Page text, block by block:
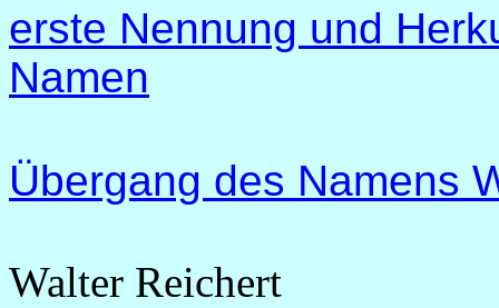
erste Nennung und
Namen
Übergang des Namens
Walter Reichert